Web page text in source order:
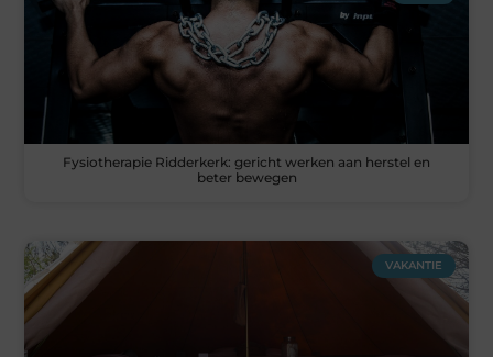
Fysiotherapie Ridderkerk: gericht werken aan herstel en
beter bewegen
VAKANTIE